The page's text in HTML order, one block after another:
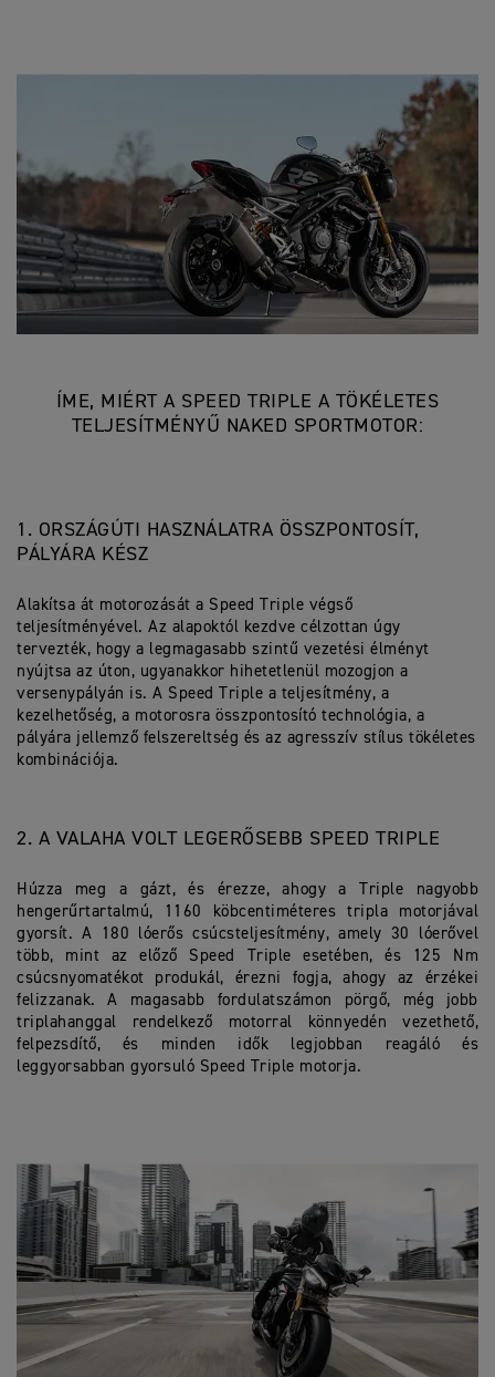
ÍME, MIÉRT A SPEED TRIPLE A TÖKÉLETES
TELJESÍTMÉNYŰ NAKED SPORTMOTOR:
1. ORSZÁGÚTI HASZNÁLATRA ÖSSZPONTOSÍT,
PÁLYÁRA KÉSZ
Alakítsa át motorozását a Speed Triple végső
teljesítményével. Az alapoktól kezdve célzottan úgy
tervezték, hogy a legmagasabb szintű vezetési élményt
nyújtsa az úton, ugyanakkor hihetetlenül mozogjon a
versenypályán is. A Speed Triple a teljesítmény, a
kezelhetőség, a motorosra összpontosító technológia, a
pályára jellemző felszereltség és az agresszív stílus tökéletes
kombinációja.
2. A VALAHA VOLT LEGERŐSEBB SPEED TRIPLE
Húzza meg a gázt, és érezze, ahogy a Triple nagyobb
hengerűrtartalmú, 1160 köbcentiméteres tripla motorjával
gyorsít. A 180 lóerős csúcsteljesítmény, amely 30 lóerővel
több, mint az előző Speed Triple esetében, és 125 Nm
csúcsnyomatékot produkál, érezni fogja, ahogy az érzékei
felizzanak. A magasabb fordulatszámon pörgő, még jobb
triplahanggal rendelkező motorral könnyedén vezethető,
felpezsdítő, és minden idők legjobban reagáló és
leggyorsabban gyorsuló Speed Triple motorja.